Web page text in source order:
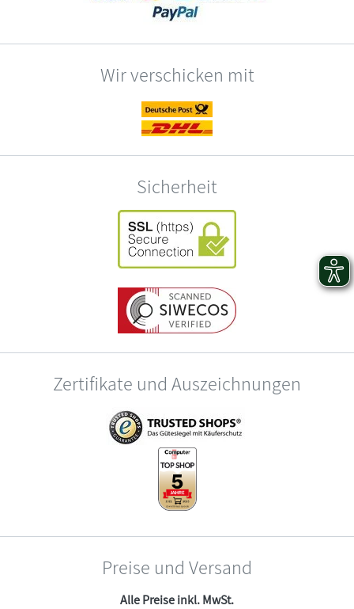
Wir verschicken mit
Sicherheit
Zertifikate und Auszeichnungen
Preise und Versand
Alle Preise inkl. MwSt.